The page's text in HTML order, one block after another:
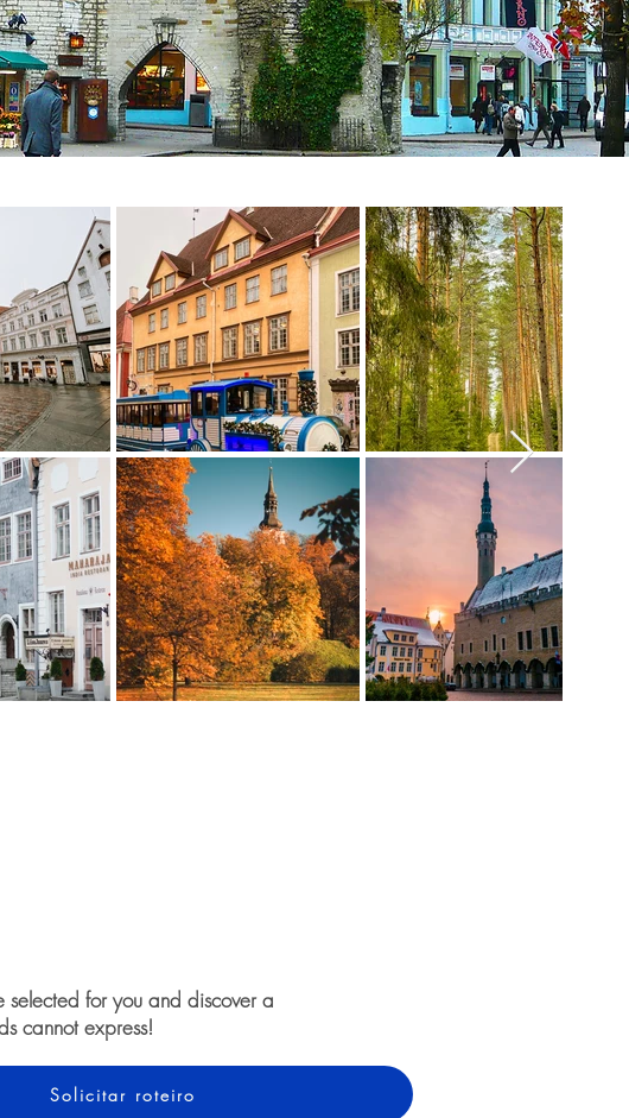
for you and discover a
cannot express!
Solicitar roteiro